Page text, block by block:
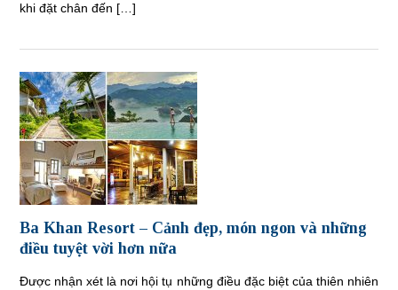
khi đặt chân đến […]
Ba Khan Resort – Cảnh đẹp, món ngon và những
điều tuyệt vời hơn nữa
Được nhận xét là nơi hội tụ những điều đặc biệt của thiên nhiên